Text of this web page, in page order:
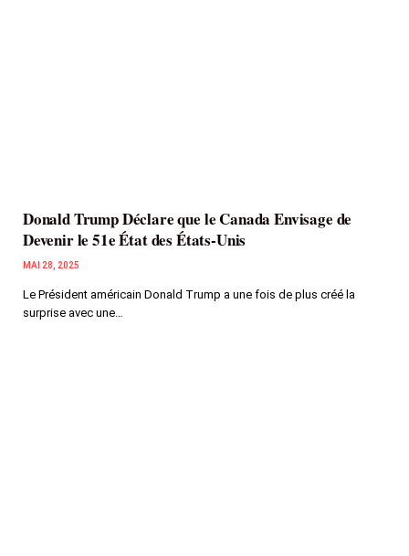
Donald Trump Déclare que le Canada Envisage de
Devenir le 51e État des États-Unis
MAI 28, 2025
Le Président américain Donald Trump a une fois de plus créé la
surprise avec une…